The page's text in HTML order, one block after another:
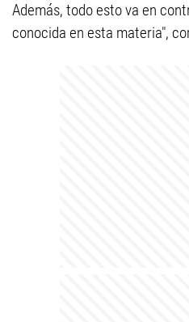
Además, todo esto va en
conocida en esta materia",